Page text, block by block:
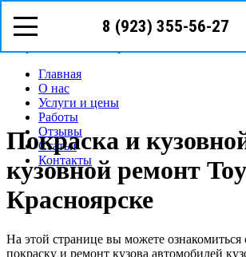
8 (923) 355-56-27
Режим работы: с пн-вс (1000- 1900)
Главная
О нас
Услуги и цены
Работы
Отзывы
Статьи
Контакты
Покраска и
кузовной ремонт
Красноярске
На этой странице вы можете ознакомиться
покраску и ремонт кузова автомобилей